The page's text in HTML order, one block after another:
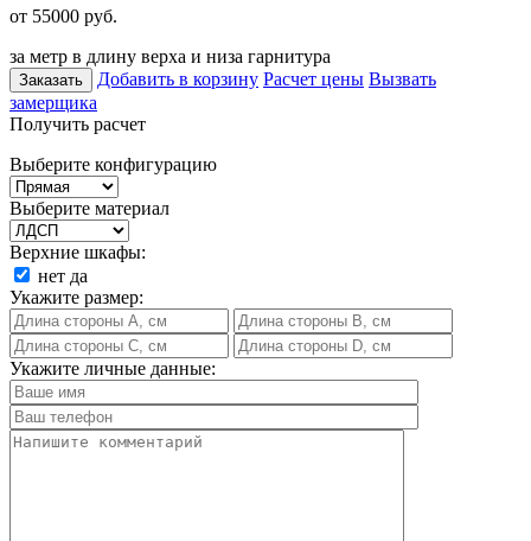
от 55000 руб.
за метр в длину верха и низа гарнитура
Заказать Добавить в корзину Расчет цены Вызвать
замерщика
Получить расчет
Выберите конфигурацию
Выберите материал
Верхние шкафы:
нет да
Укажите размер:
Укажите личные данные: